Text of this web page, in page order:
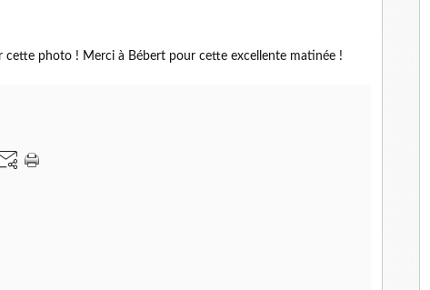
photo ! Merci à Bébert pour cette excellente matinée !